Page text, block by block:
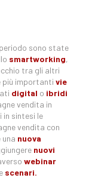
sono state
smartworking,
tra gli altri
più importanti vie
digital o ibridi
vendita in
in sintesi le
vendita con
nuova
nuovi
webinar
scenari.